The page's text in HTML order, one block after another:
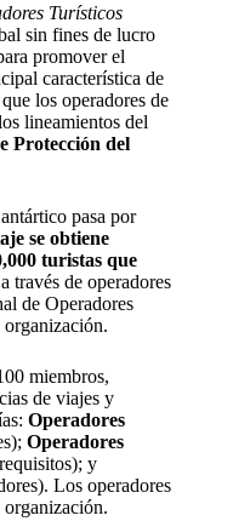
Turísticos
sin fines de lucro
promover el
característica de
los operadores de
lineamientos del
Protección del
pasa por
se obtiene
turistas que
través de operadores
de Operadores
miembros,
de viajes y
Operadores
Operadores
y
Los operadores
organización.